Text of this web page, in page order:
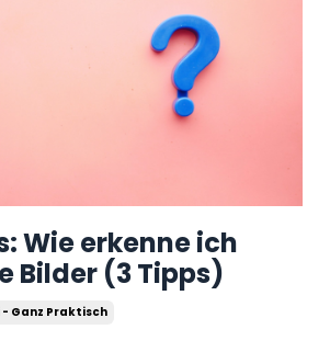
Wie erkenne ich
Bilder (3 Tipps)
- Ganz Praktisch